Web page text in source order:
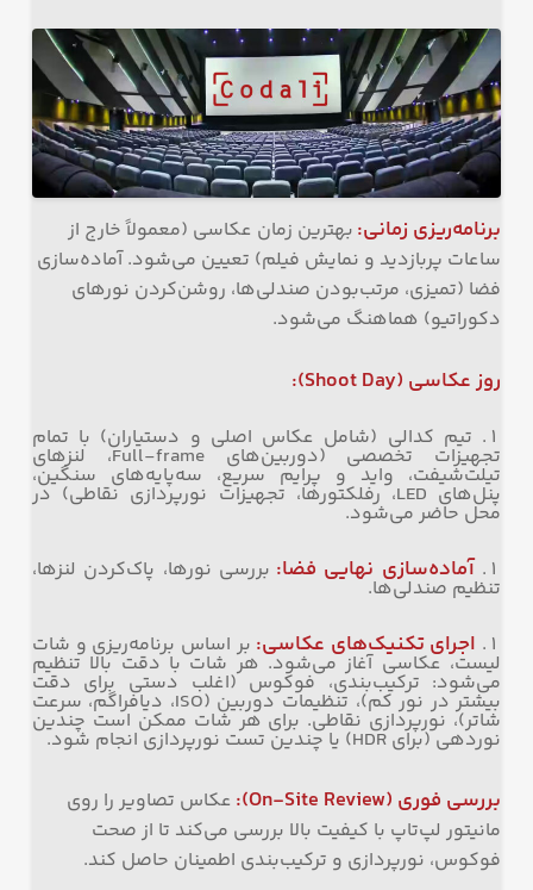
برنامه‌ریزی زمانی: بهترین زمان عکاسی (معمولاً خارج از
ساعات پربازدید و نمایش فیلم) تعیین می‌شود. آماده‌سازی
فضا (تمیزی، مرتب‌بودن صندلی‌ها، روشن‌کردن نورهای
دکوراتیو) هماهنگ می‌شود.
روز عکاسی (Shoot Day):
تیم کدالی (شامل عکاس اصلی و دستیاران) با تمام
تجهیزات تخصصی (دوربین‌های Full-frame، لنزهای
تیلت‌شیفت، واید و پرایم سریع، سه‌پایه‌های سنگین،
پنل‌های LED، رفلکتورها، تجهیزات نورپردازی نقاطی) در
محل حاضر می‌شود.
آماده‌سازی نهایی فضا: بررسی نورها، پاک‌کردن لنزها،
تنظیم صندلی‌ها.
اجرای تکنیک‌های عکاسی: بر اساس برنامه‌ریزی و شات
لیست، عکاسی آغاز می‌شود. هر شات با دقت بالا تنظیم
می‌شود: ترکیب‌بندی، فوکوس (اغلب دستی برای دقت
بیشتر در نور کم)، تنظیمات دوربین (ISO، دیافراگم، سرعت
شاتر)، نورپردازی نقاطی. برای هر شات ممکن است چندین
نوردهی (برای HDR) یا چندین تست نورپردازی انجام شود.
بررسی فوری (On-Site Review):
عکاس تصاویر را روی
مانیتور لپ‌تاپ با کیفیت بالا بررسی می‌کند تا از صحت
فوکوس، نورپردازی و ترکیب‌بندی اطمینان حاصل کند.